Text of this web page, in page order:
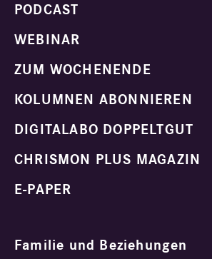
PODCAST
WEBINAR
ZUM WOCHENENDE
KOLUMNEN ABONNIEREN
DIGITALABO DOPPELTGUT
CHRISMON PLUS MAGAZIN
E-PAPER
Familie und Beziehungen